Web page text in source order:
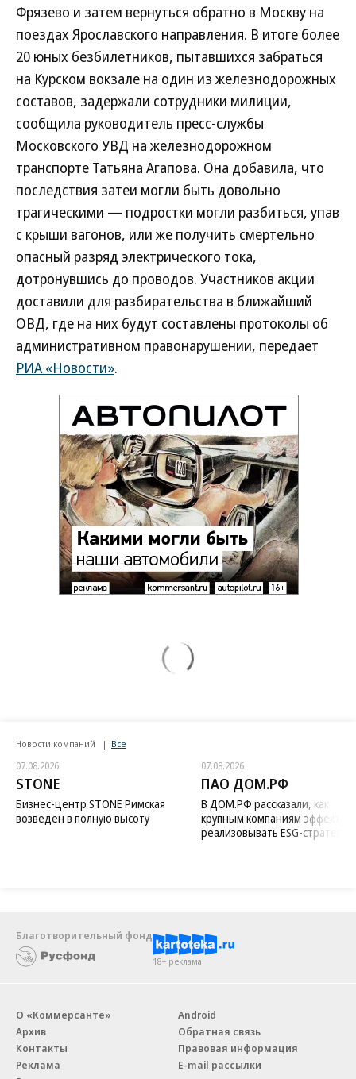
Фрязево и затем вернуться обратно в Москву на
поездах Ярославского направления. В итоге более
20 юных безбилетников, пытавшихся забраться
на Курском вокзале на один из железнодорожных
составов, задержали сотрудники милиции,
сообщила руководитель пресс-службы
Московского УВД на железнодорожном
транспорте Татьяна Агапова. Она добавила, что
последствия затеи могли быть довольно
трагическими — подростки могли разбиться, упав
с крыши вагонов, или же получить смертельно
опасный разряд электрического тока,
дотронувшись до проводов. Участников акции
доставили для разбирательства в ближайший
ОВД, где на них будут составлены протоколы об
административном правонарушении, передает
РИА «Новости».
Новости компаний Все
07.08.2026
STONE
Бизнес-центр STONE Римская
возведен в полную высоту
07.08.2026
ПАО ДОМ.РФ
В ДОМ.РФ рассказали, как
крупным компаниям
реализовывать ESG-стратегию
Благотворительный фонд
18+ реклама
О «Коммерсанте»
Архив
Контакты
Реклама
Android
Обратная связь
Правовая информация
E-mail рассылки